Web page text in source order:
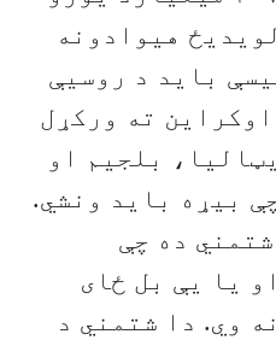
هیوادونه
باید د روسیې
ته ورکړل
بلجیم او
بیړه بايد ونشي.
ده چې
يا یې بل ځای
وي. دا شتمني د